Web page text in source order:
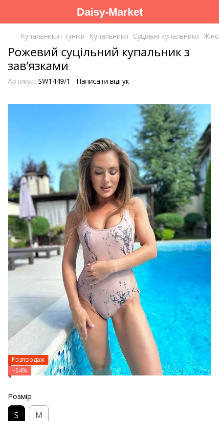
Daisy-Market
Купальники і туніки Купальники Суцільні купальники
Рожевий суцільний купальник з
завʼязками
Артикул: SW1449/1 Написати відгук
Розпродаж
−24%
Розмір
S M